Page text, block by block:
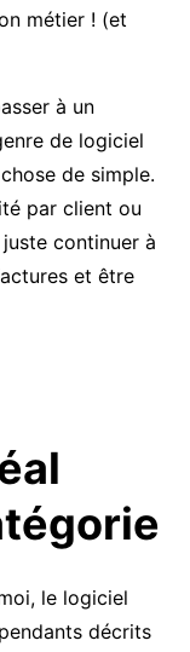
métier ! (et
à un
de logiciel
de simple.
par client ou
continuer à
et être
le logiciel
décrits